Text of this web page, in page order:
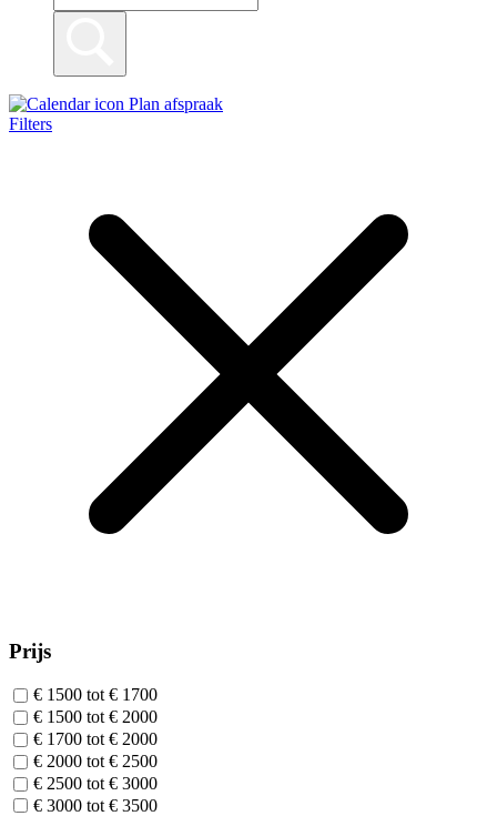
Plan afspraak
Filters
Prijs
€ 1500 tot € 1700
€ 1500 tot € 2000
€ 1700 tot € 2000
€ 2000 tot € 2500
€ 2500 tot € 3000
€ 3000 tot € 3500